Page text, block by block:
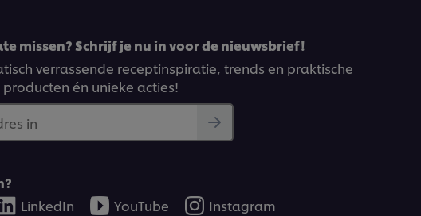
missen? Schrijf je nu in voor de nieuwsbrief!
verrassende receptinspiratie, trends en praktische
én unieke acties!
in
LinkedIn YouTube Instagram